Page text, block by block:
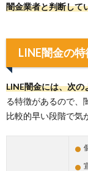
闇金業者と判断して
LINE闇金の
LINE闇金には、次
る特徴があるので、
比較的早い段階で気